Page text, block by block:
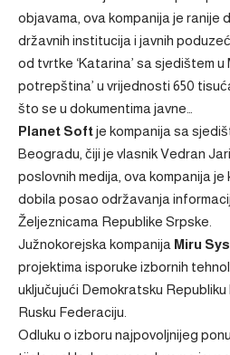
objavama, ova kompanija je ranije
državnih institucija i javnih
od tvrtke ‘Katarina’ sa sjedištem u
potrepština’ u vrijednosti 650
što se u dokumentima javne…
Planet Softje kompanija sa
Beogradu, čiji je vlasnik Vedran
poslovnih medija, ova kompanija
dobila posao održavanja
Željeznicama Republike Srpske.
Južnokorejska kompanija Miru
projektima isporuke izbornih
uključujući Demokratsku Republiku
Rusku Federaciju.
Odluku o izboru najpovoljnijeg